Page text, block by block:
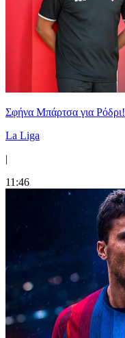
Σφήνα Μπάρτσα για Ρόδρι!
La Liga
|
11:46